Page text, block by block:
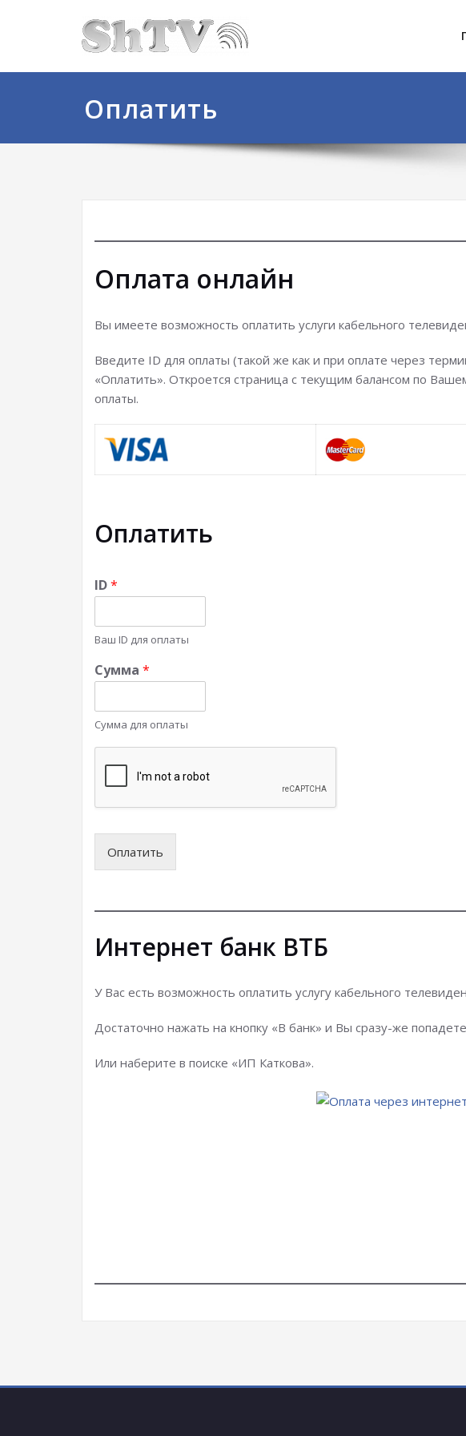
Оплатить
Оплата онлайн
Вы имеете возможность оплатить услуги кабельного
Введите ID для оплаты (такой же как и при оплате через
«Оплатить». Откроется страница с текущим балансом по
оплаты.
Оплатить
ID*
Ваш ID для оплаты
Сумма *
Сумма для оплаты
Оплатить
Интернет банк ВТБ
У Вас есть возможность оплатить услугу кабельного
Достаточно нажать на кнопку «В банк» и Вы сразу-же
Или наберите в поиске «ИП Каткова».